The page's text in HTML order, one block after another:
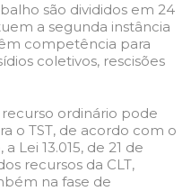
são divididos em 24
a segunda instância
competência para
coletivos, rescisões
ordinário pode
o TST, de acordo com o
Lei 13.015, de 21 de
recursos da CLT,
na fase de